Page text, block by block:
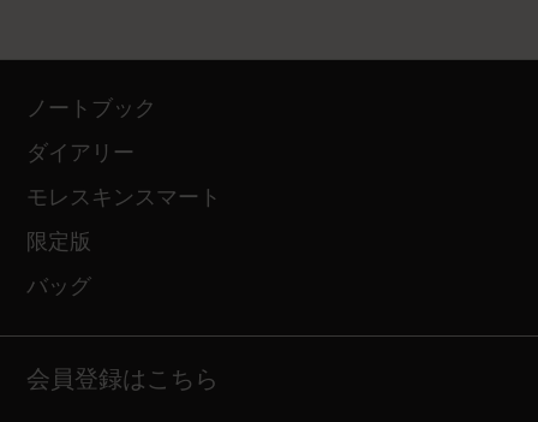
ノートブック
ダイアリー
モレスキンスマート
限定版
バッグ
会員登録はこちら